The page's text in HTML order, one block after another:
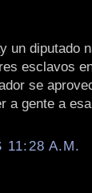
un diputado
esclavos
se
a gente a
11:28 A.M.